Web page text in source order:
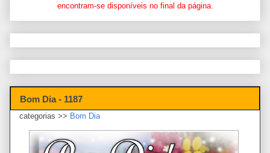
encontram-se disponíveis no final da página.
Bom Dia - 1187
categorias >> Bom Dia